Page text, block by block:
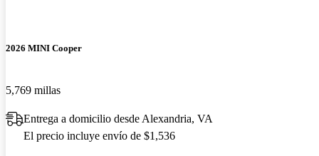
2026 MINI Cooper
5,769 millas
Entrega a domicilio desde Alexandria, VA
El precio incluye envío de $1,536